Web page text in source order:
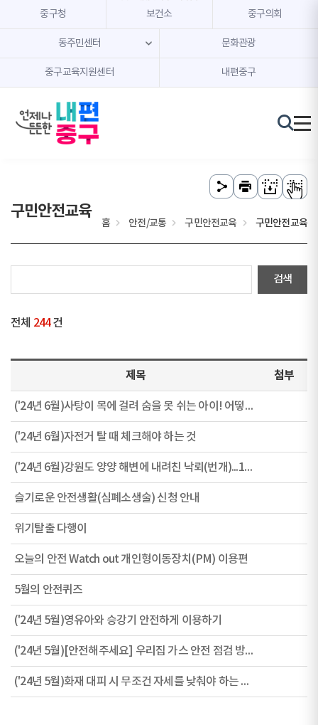
본문 내용 바로가기
주메뉴 바로가기
중구청 보건소 중구의회
동주민센터 문화관광
중구교육지원센터 내편중구
구민안전교육
홈 안전/교통 구민안전교육 구민안전교육
전체 244 건
제목 첨부
('24년 6월)사탕이 목에 걸려 숨을 못 쉬는 아이! 어떻게 됐을까_ㅣ안전한TV 긴급구조 하임리히법
('24년 6월)자전거 탈 때 체크해야 하는 것
('24년 6월)강원도 양양 해변에 내려친 낙뢰(번개)...1명 사망 5명 부상
슬기로운 안전생활(심폐소생술) 신청 안내
위기탈출 다행이
오늘의 안전 Watch out 개인형이동장치(PM) 이용편
5월의 안전퀴즈
('24년 5월)영유아와 승강기 안전하게 이용하기
('24년 5월)[안전해주세요] 우리집 가스 안전 점검 방법!
('24년 5월)화재 대피 시 무조건 자세를 낮춰야 하는 이유